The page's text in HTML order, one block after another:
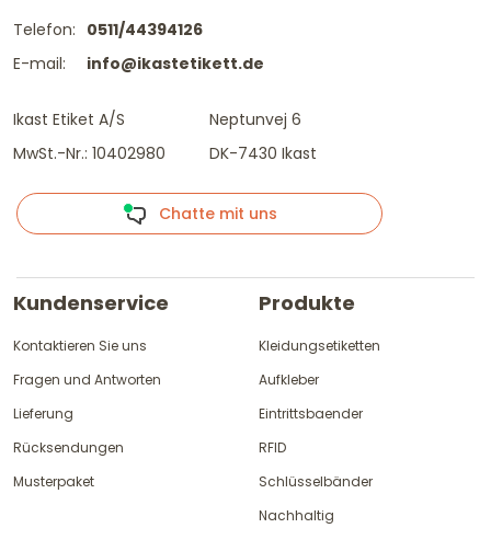
Telefon:
E-mail:
0511/44394126
info@ikastetikett.de
Ikast Etiket A/S
MwSt.-Nr.: 10402980
Neptunvej 6
DK-7430 Ikast
Chatte mit uns
Kundenservice
Kontaktieren Sie uns
Fragen und Antworten
Lieferung
Rücksendungen
Musterpaket
Produkte
Kleidungsetiketten
Aufkleber
Eintrittsbaender
RFID
Schlüsselbänder
Nachhaltig